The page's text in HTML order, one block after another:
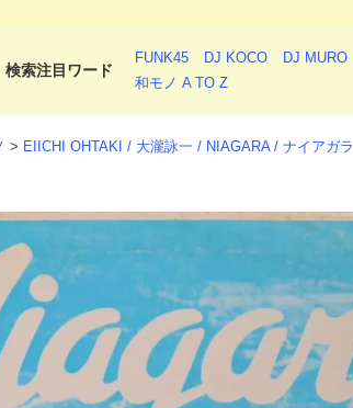
検索注目ワード
FUNK45 DJ KOCO DJ MURO
和モノ A TO Z
> EIICHI OHTAKI / 大瀧詠一 / NIAGARA / ナイアガラ